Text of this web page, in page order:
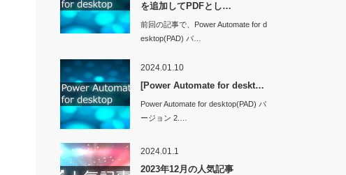
を追加してPDFとし…
前回の記事で、Power Automate for d
esktop(PAD) バ…
2024.01.10
[Power Automate for deskt…
Power Automate for desktop(PAD) バ
ージョン 2.…
2024.01.1
2023年12月の人気記事